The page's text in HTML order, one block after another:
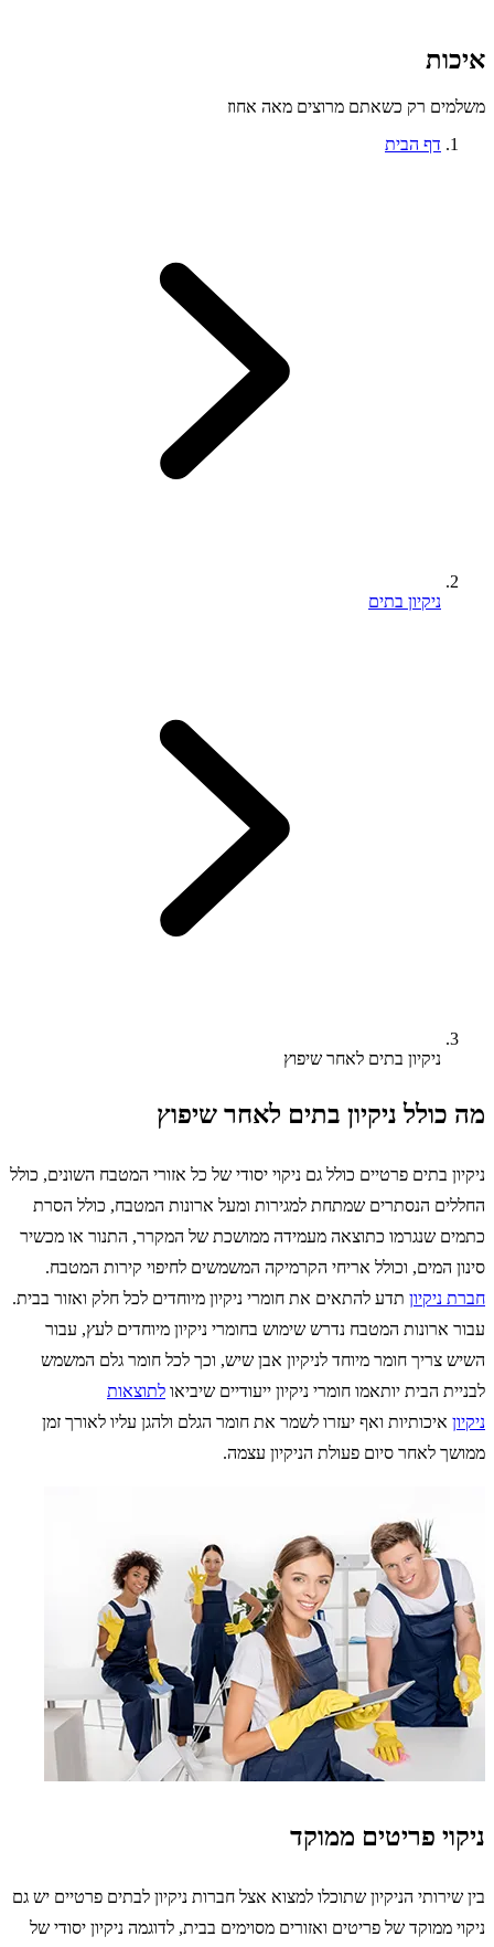
איכות
משלמים רק כשאתם מרוצים מאה אחוז
דף הבית
ניקיון בתים
ניקיון בתים לאחר שיפוץ
מה כולל ניקיון בתים לאחר שיפוץ
ניקיון בתים פרטיים כולל גם ניקוי יסודי של כל אזורי המטבח השונים, כולל
החללים הנסתרים שמתחת למגירות ומעל ארונות המטבח, כולל הסרת
כתמים שנגרמו כתוצאה מעמידה ממושכת של המקרר, התנור או מכשיר
סינון המים, וכולל אריחי הקרמיקה המשמשים לחיפוי קירות המטבח.
חברת ניקיון תדע להתאים את חומרי ניקיון מיוחדים לכל חלק ואזור בבית.
עבור ארונות המטבח נדרש שימוש בחומרי ניקיון מיוחדים לעץ, עבור
השיש צריך חומר מיוחד לניקיון אבן שיש, וכך לכל חומר גלם המשמש
לבניית הבית יותאמו חומרי ניקיון ייעודיים שיביאו לתוצאות
ניקיון איכותיות ואף יעזרו לשמר את חומר הגלם ולהגן עליו לאורך זמן
ממושך לאחר סיום פעולת הניקיון עצמה.
ניקוי פריטים ממוקד
בין שירותי הניקיון שתוכלו למצוא אצל חברות ניקיון לבתים פרטיים יש גם
ניקוי ממוקד של פריטים ואזורים מסוימים בבית, לדוגמה ניקיון יסודי של